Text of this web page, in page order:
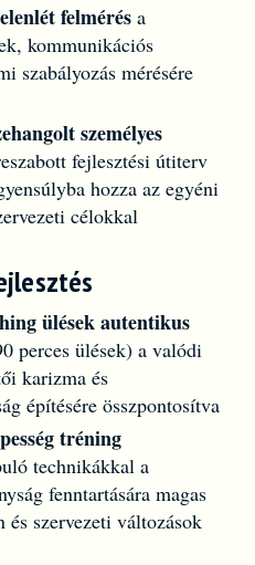
felmérésa
kommunikációs
szabályozás mérésére
személyes
fejlesztési útiterv
hozza az egyéni
célokkal
ülések autentikus
perces ülések) a valódi
karizma és
építésére összpontosítva
tréning
technikákkal a
fenntartására magas
és szervezeti változások